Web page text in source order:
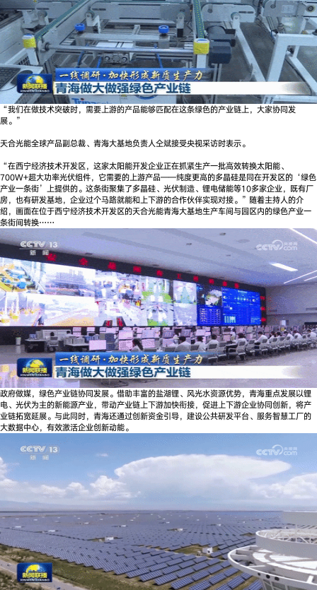
“我们在做技术突破时，需要上游的产品能够匹配在这条绿色的产业链上，大家协同发
展。”
天合光能全球产品副总裁、青海大基地负责人仝斌接受央视采访时表示。
“在西宁经济技术开发区，这家太阳能开发企业正在抓紧生产一批高效转换太阳能、
700W+超大功率光伏组件，它需要的上游产品——纯度更高的多晶硅是同在开发区的‘绿色
产业一条街’上提供的。这条街聚集了多晶硅、光伏制造、锂电储能等10多家企业，既有厂
房，也有研发基地，企业过个马路就能和上下游的合作伙伴实现对接。”随着主持人的介
绍，画面在位于西宁经济技术开发区的天合光能青海大基地生产车间与园区内的绿色产业一
条街间转换……
政府做媒，绿色产业链协同发展。借助丰富的盐湖锂、风光水资源优势，青海重点发展以锂
电、光伏为主的新能源产业，带动产业链上下游加快衔接，促进上下游企业协同创新，将产
业链拓宽延展。与此同时，青海还通过创新资金引导，建设公共研发平台、服务智慧工厂的
大数据中心，有效激活企业创新动能。